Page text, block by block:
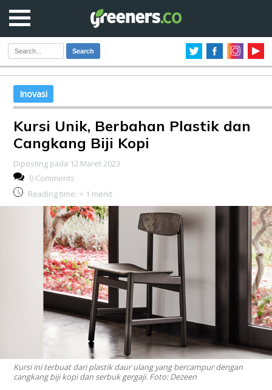
Search
Inovasi
Kursi Unik, Berbahan Plastik dan
Cangkang Biji Kopi
Diposting pada 12 Maret 2023
0 Comments
Reading time: < 1 menit
Kursi ini terbuat dari plastik daur ulang yang bercampur dengan
cangkang biji kopi dan serbuk gergaji. Foto: Dezeen